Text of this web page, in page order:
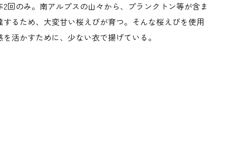
回のみ。南アルプスの山々から、プランクトン等が含ま
るため、大変甘い桜えびが育つ。そんな桜えびを使用
活かすために、少ない衣で揚げている。